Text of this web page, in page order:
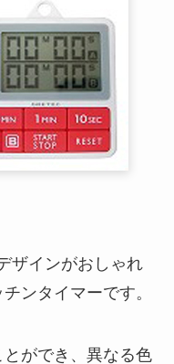
ザインがおしゃれ
ンタイマーです。
ができ、異なる色